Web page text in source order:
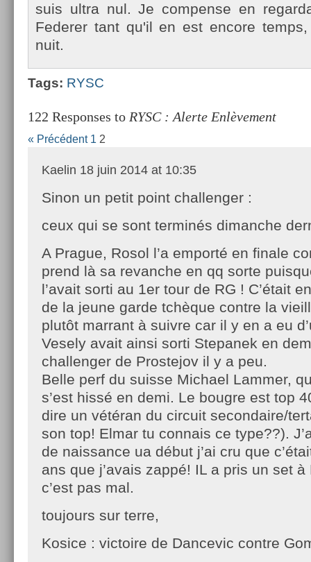
suis ultra nul. Je com­pen­se en
Feder­er tant qu'il en est en­core
nuit.
Tags: RYSC
122 Responses to RYSC : Alerte Enlèvement
« Précédent 1 2
Kaelin 18 juin 2014 at 10:35
Sinon un petit point challenger :
ceux qui se sont terminés dimanche
A Prague, Rosol l’a emporté en finale
prend là sa revanche en qq sorte
l’avait sorti au 1er tour de RG ! C’était
de la jeune garde tchèque contre la
plutôt marrant à suivre car il y en a eu
Vesely avait ainsi sorti Stepanek en
challenger de Prostejov il y a peu.
Belle perf du suisse Michael Lammer,
s’est hissé en demi. Le bougre est top
dire un vétéran du circuit secondaire/
son top! Elmar tu connais ce type??).
de naissance ua début j’ai cru que
ans que j’avais zappé! IL a pris un set
c’est pas mal.
toujours sur terre,
Kosice : victoire de Dancevic contre